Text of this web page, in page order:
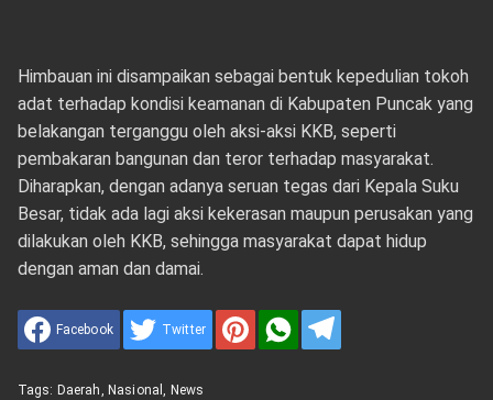
Himbauan ini disampaikan sebagai bentuk kepedulian tokoh
adat terhadap kondisi keamanan di Kabupaten Puncak yang
belakangan terganggu oleh aksi-aksi KKB, seperti
pembakaran bangunan dan teror terhadap masyarakat.
Diharapkan, dengan adanya seruan tegas dari Kepala Suku
Besar, tidak ada lagi aksi kekerasan maupun perusakan yang
dilakukan oleh KKB, sehingga masyarakat dapat hidup
dengan aman dan damai.
Facebook Twitter
Tags: Daerah Nasional News